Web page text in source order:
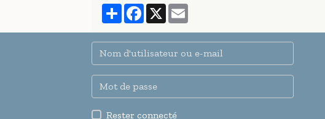
PartagerFacebook
X
Rester connecté